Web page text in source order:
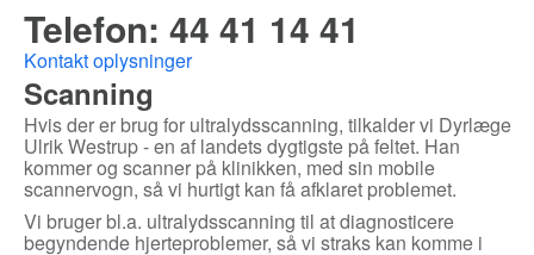
Telefon: 44 41 14 41
Kontakt oplysninger
Scanning
Hvis der er brug for ultralydsscanning, tilkalder vi Dyrlæge
Ulrik Westrup - en af landets dygtigste på feltet. Han
kommer og scanner på klinikken, med sin mobile
scannervogn, så vi hurtigt kan få afklaret problemet.
Vi bruger bl.a. ultralydsscanning til at diagnosticere
begyndende hjerteproblemer, så vi straks kan komme i